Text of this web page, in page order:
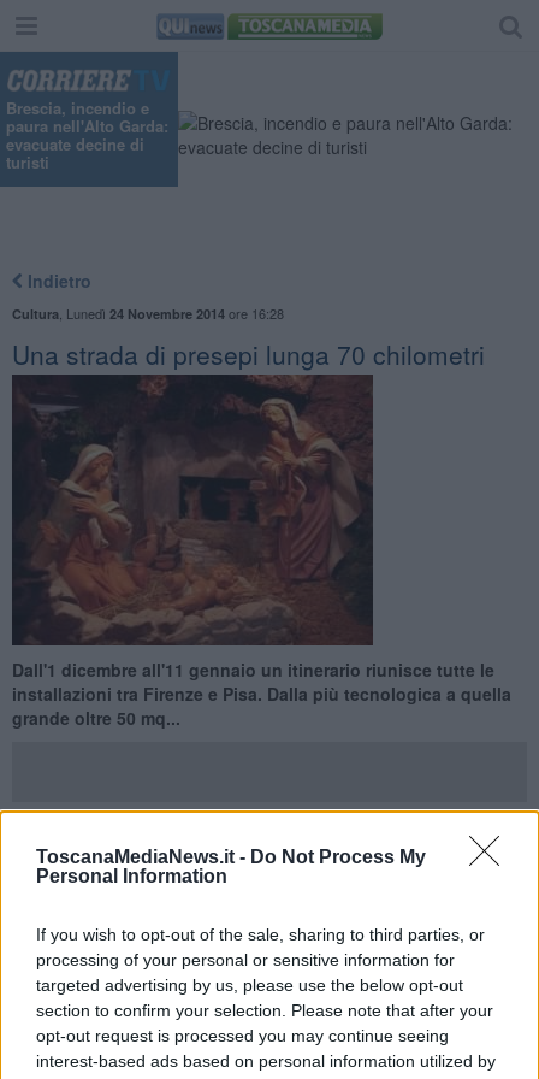
ToscanaMediaNews.it - Do Not Process My
Personal Information
If you wish to opt-out of the sale, sharing to third parties, or
processing of your personal or sensitive information for
targeted advertising by us, please use the below opt-out
section to confirm your selection. Please note that after your
opt-out request is processed you may continue seeing
interest-based ads based on personal information utilized by
Brescia, incendio e
paura nell'Alto Garda:
evacuate decine di
turisti
Indietro
Cultura Lunedì 24 Novembre 2014ore 16:28
Una strada di presepi lunga 70 chilometri
Dall'1 dicembre all'11 gennaio un itinerario riunisce tutte le
installazioni tra Firenze e Pisa. Dalla più tecnologica a quella
grande oltre 50 mq...
FIRENZE —C'è quello grande oltre 50 metri quadrati e quello dove
tecnologico.
Si chiama "Terre di presepi" ed è l'iniziativa, promossa da
parrocchie e presepisti, patrocinati dalle relative diocesi, che
raccoglie tutte le rappresentazioni della Natività nei paesi dislocati
tra Firenze e Pisa. Settanta chilometri di presepi, insomma, allestiti